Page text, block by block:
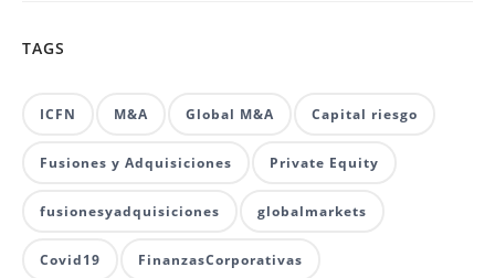
TAGS
ICFN M&A Global M&A Capital riesgo
Fusiones y Adquisiciones Private Equity
fusionesyadquisiciones globalmarkets
Covid19 FinanzasCorporativas